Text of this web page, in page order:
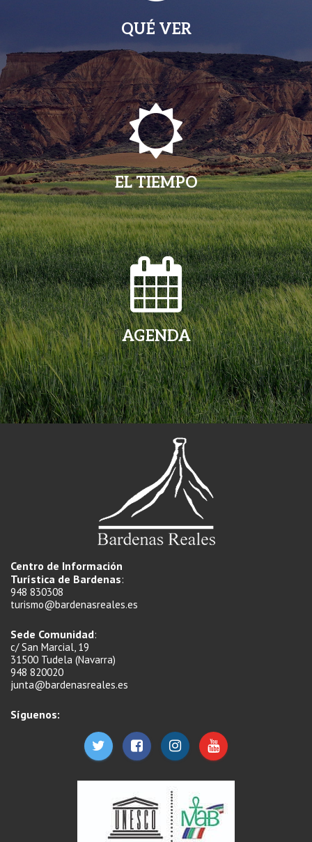
QUÉ VER
EL TIEMPO
AGENDA
Centro de Información
Turística de Bardenas:
948 830308
turismo@bardenasreales.es
Sede Comunidad:
c/ San Marcial, 19
31500 Tudela (Navarra)
948 820020
junta@bardenasreales.es
Síguenos: